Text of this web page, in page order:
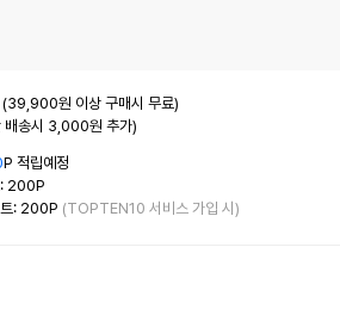
원 이상 구매시 무료)
배송시 3,000원 추가)
P 적립예정
: 200P
트: 200P (TOPTEN10 서비스 가입 시)